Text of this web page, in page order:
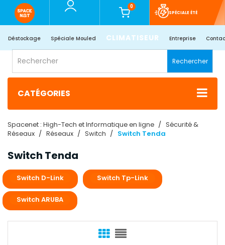
0
SPÉCIALE ÉTÉ
Déstockage Spéciale Mouled CLIMATISEUR Entreprise
Rechercher
CATÉGORIES
Spacenet : High-Tech et Informatique en ligne
Sécurité &
Réseaux
Réseaux Switch Switch Tenda
Switch Tenda
Switch D-Link Switch Tp-Link
Switch ARUBA